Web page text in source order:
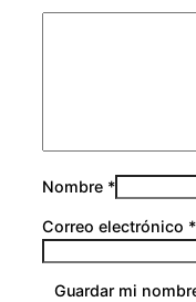
Nombre *
Correo electrónico *
Guardar mi